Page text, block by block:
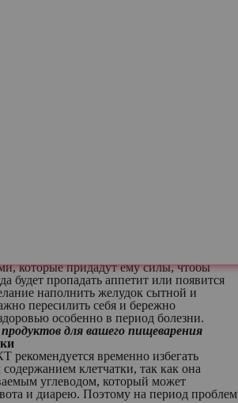
с пищевым отравлением, то
выбор продуктов помогает
симптомы несварения.
продукты содержат мало пищевых
мягкий вкус, что снижает
Также мягкая пища лучше усваивается,
продукты облегчают работу
особенно при проблемах с
диарее. Ведь процесс требует
(жевание) и химическую
непросто, каждая отнимает
сил. Пока ваш организм
необходимо снабжать его
которые придадут ему силы, чтобы
будет пропадать аппетит или появится
наполнить желудок сытной и
пересилить себя и бережно
особенно в период болезни.
продуктов для вашего пищеварения
рекомендуется временно избегать
клетчатки, так как она
углеводом, который может
и диарею. Поэтому на период проблем